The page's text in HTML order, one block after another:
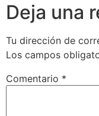
Deja una
Tu dirección de
Los campos
Comentario *